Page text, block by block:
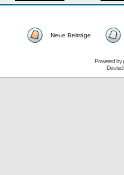
Neue Beiträge
Powered by